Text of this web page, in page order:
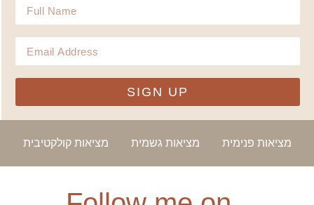
SIGN UP
מציאות פנימית מציאות גשמית מציאות קולקטיבית